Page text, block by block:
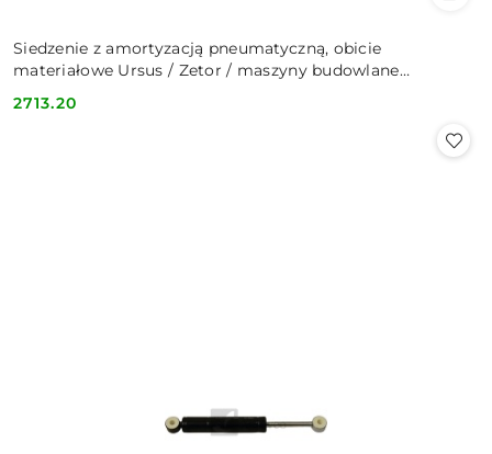
Siedzenie z amortyzacją pneumatyczną, obicie
materiałowe Ursus / Zetor / maszyny budowlane
Cena:
2713.20